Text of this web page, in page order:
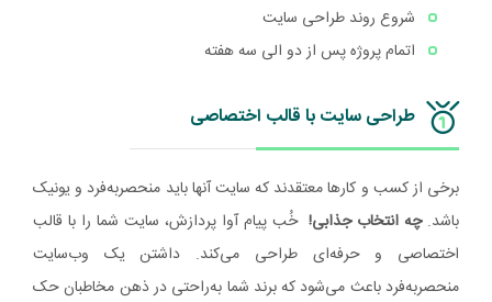
شروع روند طراحی سایت
اتمام پروژه پس از دو الی سه هفته
طراحی سایت با قالب اختصاصی
برخی از کسب و کارها معتقدند که سایت آنها باید منحصربه‌فرد و یونیک
باشد.چه انتخاب جذابی! خُب پیام آوا پردازش، سایت شما را با قالب
اختصاصی و حرفه‌ای طراحی می‌کند. داشتن یک وب‌سایت
منحصربه‌فرد باعث می‌شود که برند شما به‌راحتی در ذهن مخاطبان حک